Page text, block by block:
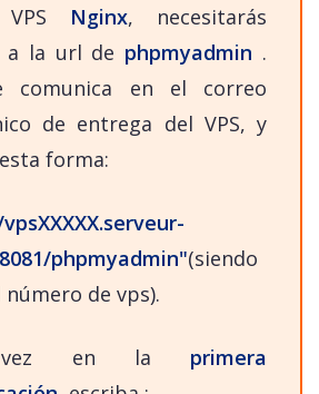
Nginx, necesitarás
a la url de phpmyadmin .
comunica en el correo
de entrega del VPS, y
forma:
phpmyadmin"(siendo
número de vps).
vez en la primera